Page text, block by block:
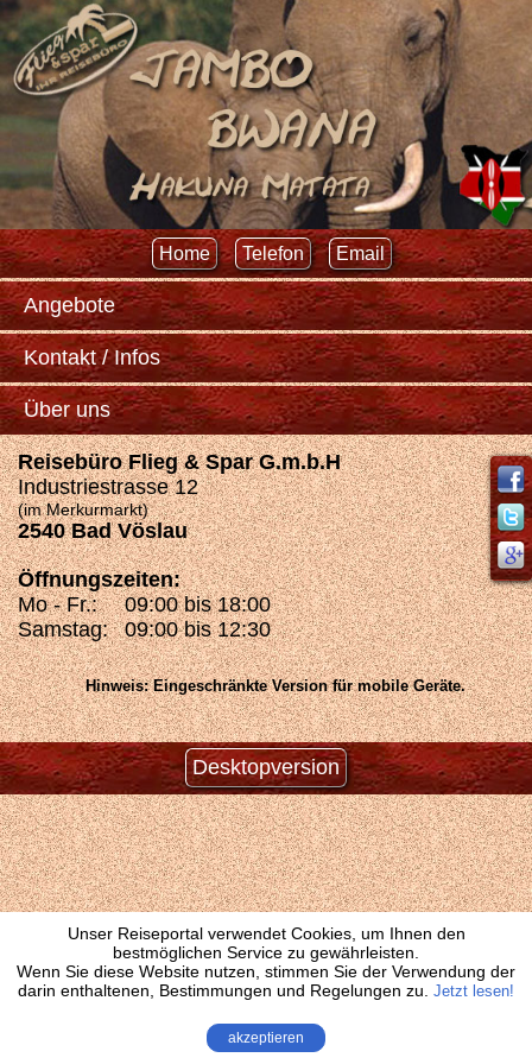
Home Telefon Email
Angebote
Kontakt / Infos
Über uns
Reisebüro Flieg & Spar G.m.b.H
Industriestrasse 12
(im Merkurmarkt)
2540 Bad Vöslau
Öffnungszeiten:
Mo - Fr.:
09:00 bis 18:00
Samstag: 09:00 bis 12:30
Hinweis: Eingeschränkte Version für mobile Geräte.
Desktopversion
Unser Reiseportal verwendet Cookies, um Ihnen den
bestmöglichen Service zu gewährleisten.
Wenn Sie diese Website nutzen, stimmen Sie der Verwendung der
darin enthaltenen, Bestimmungen und Regelungen zu. Jetzt lesen!